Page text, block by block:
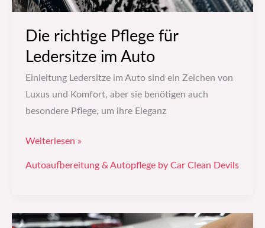
Die richtige Pflege für
Ledersitze im Auto
Einleitung Ledersitze im Auto sind ein Zeichen von
Luxus und Komfort, aber sie benötigen auch
besondere Pflege, um ihre Eleganz
Weiterlesen »
Autoaufbereitung & Autopflege by Car Clean Devils
Fahrzeugbeschriftung